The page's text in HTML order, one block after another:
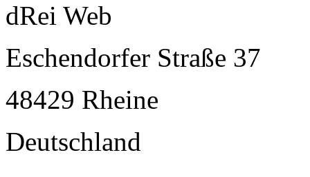
dRei Web
Eschendorfer Straße 37
48429 Rheine
Deutschland